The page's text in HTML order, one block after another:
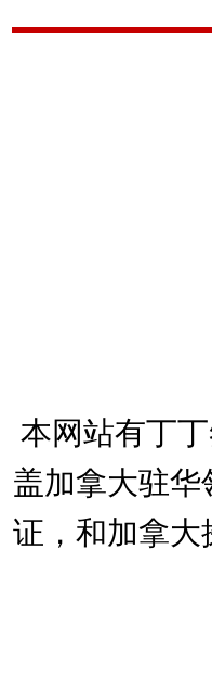
本网站有丁
盖加拿大驻
证，和加拿大